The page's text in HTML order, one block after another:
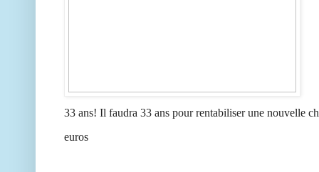
33 ans! Il faudra 33 ans pour rentabiliser une nouvelle
euros